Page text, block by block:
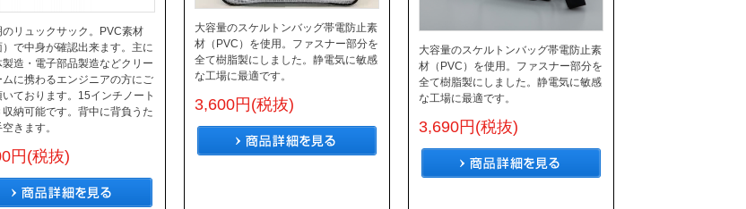
リュックサック。PVC素材
）で中身が確認出来ます。主に
製造・電子部品製造などクリー
ムに携わるエンジニアの方にご
ております。15インチノート
収納可能です。背中に背負うた
きます。
円(税抜)
大容量のスケルトンバッグ帯電防止素
材（PVC）を使用。ファスナー部分を
全て樹脂製にしました。静電気に敏感
な工場に最適です。
3,600円(税抜)
大容量のスケルトンバッグ帯電防止素
材（PVC）を使用。ファスナー部分を
全て樹脂製にしました。静電気に敏感
な工場に最適です。
3,690円(税抜)